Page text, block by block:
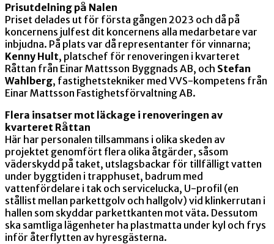
Prisutdelning på Nalen
Priset delades ut för första gången 2023 och då på
koncernens julfest dit koncernens alla medarbetare var
inbjudna. På plats var då representanter för vinnarna;
Kenny Hult, platschef för renoveringen i kvarteret
Råttan från Einar Mattsson Byggnads AB, och Stefan
Wahlberg, fastighetstekniker med VVS-kompetens från
Einar Mattsson Fastighetsförvaltning AB.
Flera insatser mot läckage i renoveringen av
kvarteret Råttan
Här har personalen tillsammans i olika skeden av
projektet genomfört flera olika åtgärder, såsom
väderskydd på taket, utslagsbackar för tillfälligt vatten
under byggtiden i trapphuset, badrum med
vattenfördelare i tak och servicelucka, U-profil (en
stållist mellan parkettgolv och hallgolv) vid klinkerrutan i
hallen som skyddar parkettkanten mot väta. Dessutom
ska samtliga lägenheter ha plastmatta under kyl och frys
inför återflytten av hyresgästerna.